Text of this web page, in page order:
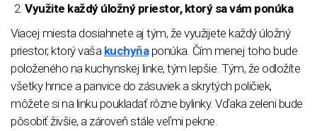
Využite každý úložný priestor, ktorý sa vám ponúka
Viacej miesta dosiahnete aj tým, že využijete každý úložný
priestor, ktorý vaša kuchyňaponúka. Čím menej toho bude
položeného na kuchynskej linke, tým lepšie. Tým, že odložíte
všetky hrnce a panvice do zásuviek a skrytých poličiek,
môžete si na linku poukladať rôzne bylinky. Vďaka zeleni bude
pôsobiť živšie, a zároveň stále veľmi pekne.